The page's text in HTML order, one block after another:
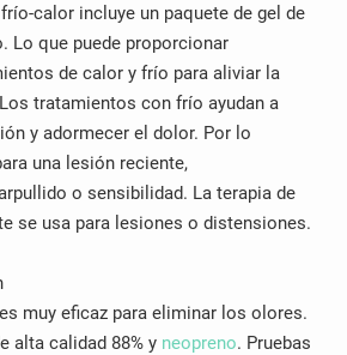
calor incluye un paquete de gel de
Lo que puede proporcionar
de calor y frío para aliviar la
tratamientos con frío ayudan a
y adormecer el dolor. Por lo
una lesión reciente,
o sensibilidad. La terapia de
se usa para lesiones o distensiones.
muy eficaz para eliminar los olores.
alta calidad 88% y neopreno. Pruebas